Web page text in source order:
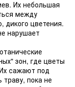
Их небольшая
между
дикого цветения.
нарушает
зон, где цветы
сажают под
траву, пока не